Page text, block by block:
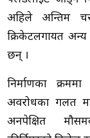
अहिले अन्तिम
क्रिकेटलगायत
छन् ।
निर्माणका क्रममा
अवरोधका गलत
अनपेक्षित